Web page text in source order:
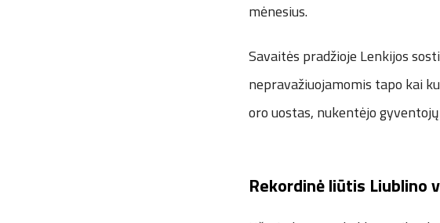
mėnesius.
Savaitės pradžioje Lenkijos
nepravažiuojamomis tapo kai
oro uostas, nukentėjo
Rekordinė liūtis Liublino